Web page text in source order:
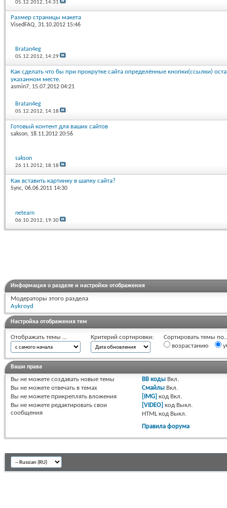
05.12.2012, 14:31
Размер страницы макета
VisedFAQ, 31.10.2012 15:46
Bratan4eg
05.12.2012, 14:29
Как сделать что бы при прокрутке сайта определённые кнопки(ссылки)
указанном месте.
asmin7, 15.07.2012 04:21
Bratan4eg
05.12.2012, 14:18
Готовый контент для ваших сайтов
sakson, 18.11.2012 20:56
sakson
26.11.2012, 18:18
Как вставить картинку в шапку сайта?
Sync, 06.06.2011 14:30
netearn
06.10.2012, 19:30
Информация о разделе и настройки отображения
Модераторы этого раздела
Aykroyd
Настройка отображения тем
Отображать темы ... Критерий сортировки:
Сортировать темы
возрастанию
Ваши права
Вы не можете создавать новые темы
Вы не можете отвечать в темах
Вы не можете прикреплять вложения
Вы не можете редактировать свои
сообщения
BB коды Вкл.
Смайлы Вкл.
[IMG] код Вкл.
[VIDEO] код Выкл.
HTML код Выкл.
Правила форума